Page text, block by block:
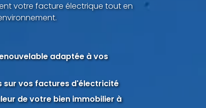
votre facture électrique tout en
adaptée à vos
sur vos factures d'électricité
de votre bien immobilier à